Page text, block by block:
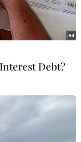
những tháng đầu
Debt?